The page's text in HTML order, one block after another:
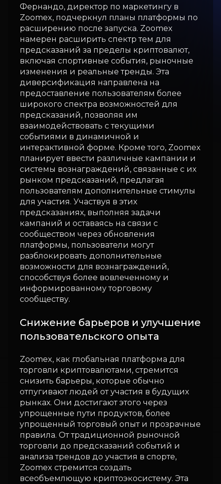
Фернандо, директор по маркетингу в
Zoomex, подчеркнул планы платформы по
расширению после запуска. Zoomex
намерен расширить спектр тем для
предсказаний за пределы криптовалют,
включая спортивные события, рыночные
изменения и реальные тренды. Эта
диверсификация направлена на
предоставление пользователям более
широкого спектра возможностей для
предсказаний, позволяя им
взаимодействовать с текущими
событиями в динамичной и
интерактивной форме. Кроме того, Zoomex
планирует ввести различные кампании и
системы вознаграждений, связанные с их
рынком предсказаний, предлагая
пользователям дополнительные стимулы
для участия. Участвуя в этих
предсказаниях, выполняя задачи
кампаний и оставаясь на связи с
сообществом через обновления
платформы, пользователи могут
разблокировать дополнительные
возможности для вознаграждений,
способствуя более вовлеченному и
информированному торговому
сообществу.
Снижение барьеров и улучшение
пользовательского опыта
Zoomex, как глобальная платформа для
торговли криптовалютами, стремится
снизить барьеры, которые обычно
отпугивают людей от участия в будущих
рынках. Они достигают этого через
упрощенные пути продуктов, более
упрощенный торговый опыт и прозрачные
правила. От традиционной рыночной
торговли до предсказаний событий и
анализа трендов до участия в спорте,
Zoomex стремится создать
всеобъемлющую криптоэкосистему. Эта